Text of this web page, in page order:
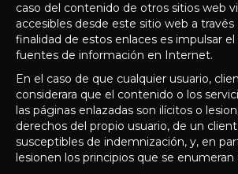
caso del contenido de otros sitios web
accesibles desde este sitio web a través
finalidad de estos enlaces es impulsar el
fuentes de información en Internet.
En el caso de que cualquier usuario,
considerara que el contenido o los
las páginas enlazadas son ilícitos o
derechos del propio usuario, de un
susceptibles de indemnización, y, en
lesionen los principios que se